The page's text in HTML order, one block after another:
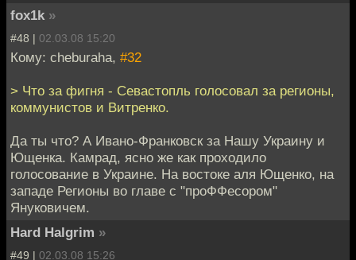
fox1k »
#48 | 02.03.08 15:20
Кому: cheburaha, #32
> Что за фигня - Севастопль голосовал за регионы,
коммунистов и Витренко.
Да ты что? А Ивано-Франковск за Нашу Украину и
Ющенка. Камрад, ясно же как проходило
голосование в Украине. На востоке аля Ющенко, на
западе Регионы во главе с "проФФесором"
Януковичем.
Hard Halgrim »
#49 | 02.03.08 15:26